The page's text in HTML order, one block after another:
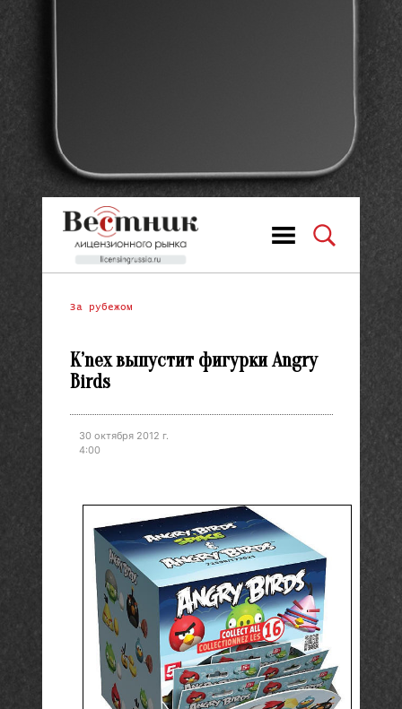
За рубежом
K’nex выпустит фигурки Angry
Birds
30 октября 2012 г.
4:00